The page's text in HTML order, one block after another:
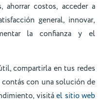
ahorrar costos, acceder a
general, innovar,
la confianza y el
compartirla en tus redes
contás con una solución de
visitáel sitio web